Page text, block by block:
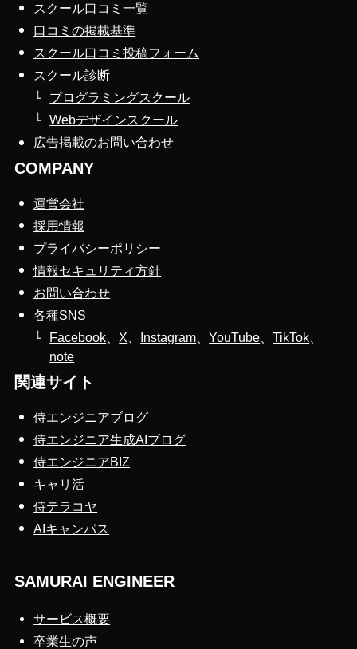
スクール口コミ一覧
口コミの掲載基準
スクール口コミ投稿フォーム
スクール診断
プログラミングスクール
Webデザインスクール
広告掲載のお問い合わせ
COMPANY
運営会社
採用情報
プライバシーポリシー
情報セキュリティ方針
お問い合わせ
各種SNS
Facebook
X Instagram 、YouTube 、TikTok
note
関連サイト
侍エンジニアブログ
侍エンジニア生成AIブログ
侍エンジニアBIZ
キャリ活
侍テラコヤ
AIキャンパス
SAMURAI ENGINEER
サービス概要
卒業生の声